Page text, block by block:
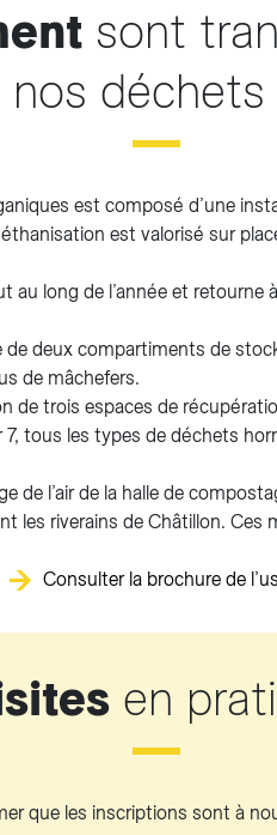
sont
nos déchets
est composé d’une
est valorisé sur
long de l’année et retourne
deux compartiments de
de mâchefers.
de trois espaces de
tous les types de déchets
de l’air de la halle de
les riverains de Châtillon. Ces
Consulter la brochure de
en
que les inscriptions sont à